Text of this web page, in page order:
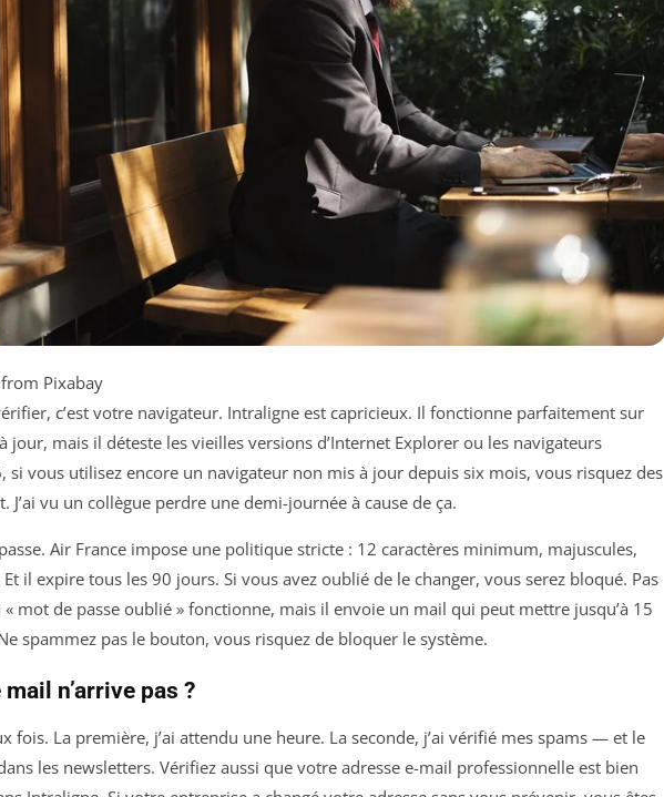
Pixabay
c’est votre navigateur. Intraligne est capricieux. Il fonctionne parfaitement sur
jour, mais il déteste les vieilles versions d’Internet Explorer ou les navigateurs
si vous utilisez encore un navigateur non mis à jour depuis six mois, vous risquez des
J’ai vu un collègue perdre une demi-journée à cause de ça.
Air France impose une politique stricte : 12 caractères minimum, majuscules,
il expire tous les 90 jours. Si vous avez oublié de le changer, vous serez bloqué. Pas
mot de passe oublié » fonctionne, mais il envoie un mail qui peut mettre jusqu’à 15
spammez pas le bouton, vous risquez de bloquer le système.
n’arrive pas ?
fois. La première, j’ai attendu une heure. La seconde, j’ai vérifié mes spams — et le
les newsletters. Vérifiez aussi que votre adresse e-mail professionnelle est bien